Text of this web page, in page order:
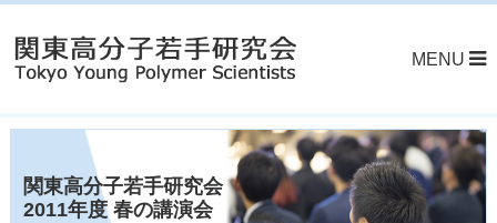
MENU
関東高分子若手研究会
2011年度 春の講演会